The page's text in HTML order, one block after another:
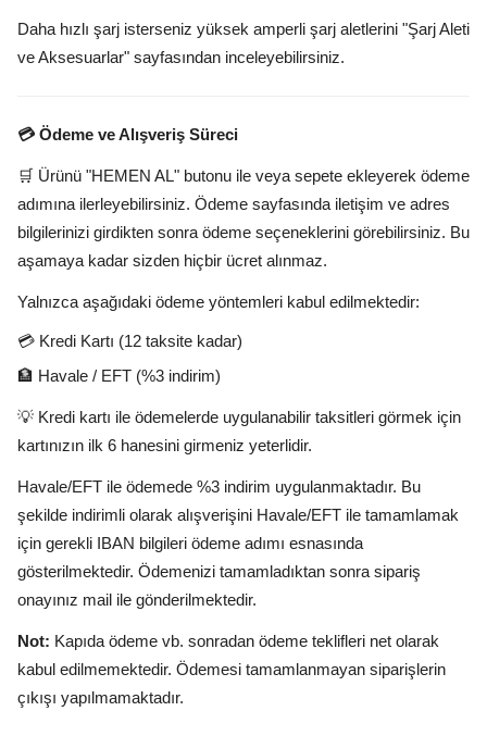
Daha hızlı şarj isterseniz yüksek amperli şarj aletlerini "Şarj Aleti
ve Aksesuarlar" sayfasından inceleyebilirsiniz.
💳 Ödeme ve Alışveriş Süreci
🛒 Ürünü "HEMEN AL" butonu ile veya sepete ekleyerek ödeme
adımına ilerleyebilirsiniz. Ödeme sayfasında iletişim ve adres
bilgilerinizi girdikten sonra ödeme seçeneklerini görebilirsiniz. Bu
aşamaya kadar sizden hiçbir ücret alınmaz.
Yalnızca aşağıdaki ödeme yöntemleri kabul edilmektedir:
💳 Kredi Kartı (12 taksite kadar)
🏦 Havale / EFT (%3 indirim)
💡 Kredi kartı ile ödemelerde uygulanabilir taksitleri görmek için
kartınızın ilk 6 hanesini girmeniz yeterlidir.
Havale/EFT ile ödemede %3 indirim uygulanmaktadır. Bu
şekilde indirimli olarak alışverişini Havale/EFT ile tamamlamak
için gerekli IBAN bilgileri ödeme adımı esnasında
gösterilmektedir. Ödemenizi tamamladıktan sonra sipariş
onayınız mail ile gönderilmektedir.
Not: Kapıda ödeme vb. sonradan ödeme teklifleri net olarak
kabul edilmemektedir. Ödemesi tamamlanmayan siparişlerin
çıkışı yapılmamaktadır.